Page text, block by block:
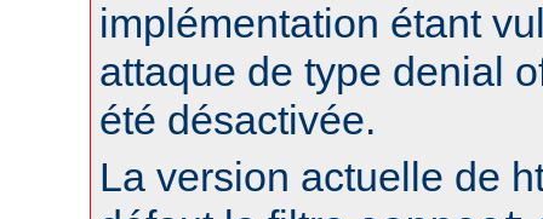
implémentation étant
attaque de type denial
été désactivée.
La version actuelle de